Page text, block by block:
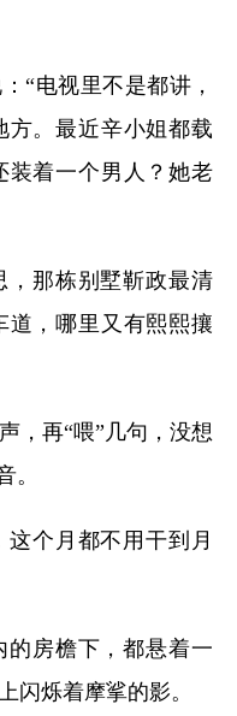
“电视里不是都讲，
方。最近辛小姐都载
装着一个男人？她老
，那栋别墅靳政最清
道，哪里又有熙熙攘
，再“喂”几句，没想
。
个月都不用干到月
房檐下，都悬着一
闪烁着摩挲的影。